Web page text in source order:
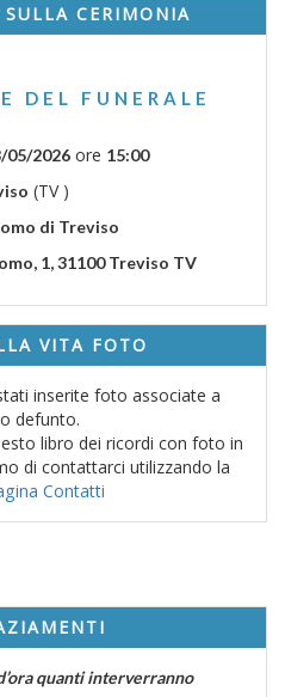
CERIMONIA
DEL FUNERALE
05/2026ore 15:00
(TV )
di Treviso
1, 31100 Treviso TV
VITA FOTO
inserite foto associate a
defunto.
libro dei ricordi con foto in
di contattarci utilizzando la
Contatti
quanti interverranno